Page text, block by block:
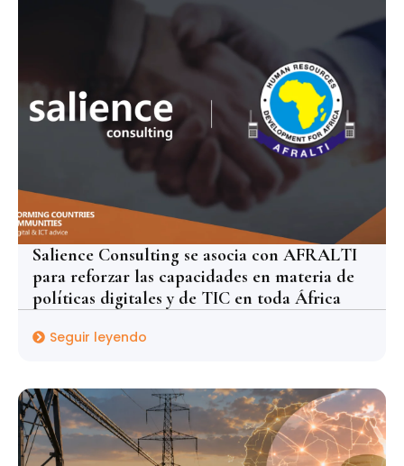
Salience Consulting se asocia con AFRALTI
para reforzar las capacidades en materia de
políticas digitales y de TIC en toda África
Seguir leyendo